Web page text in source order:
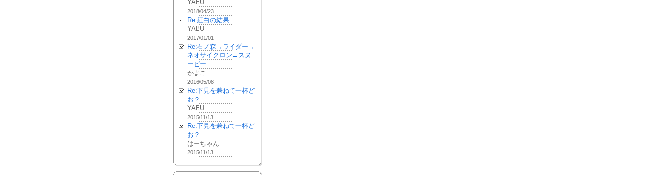
YABU
2018/04/23
Re:紅白の結果
YABU
2017/01/01
Re:石ノ森→ライダー→
ネオサイクロン→スヌ
ーピー
かよこ
2016/05/08
Re:下見を兼ねて一杯ど
お？
YABU
2015/11/13
Re:下見を兼ねて一杯ど
お？
はーちゃん
2015/11/13